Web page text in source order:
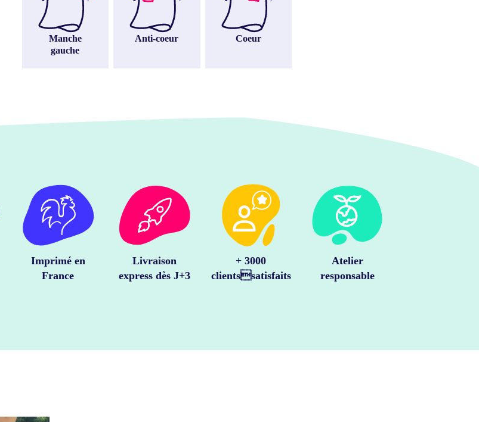
Manche
gauche
Anti-coeur Coeur
Imprimé en
France
Livraison
express dès J+3
+ 3000
clientssatisfaits
Atelier
responsable